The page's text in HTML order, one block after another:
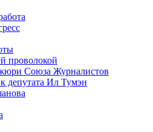
проволокой
Союза Журналистов
депутата Ил Тумэн